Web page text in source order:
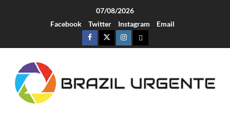
07/08/2026
Facebook
Twitter Instagram Email